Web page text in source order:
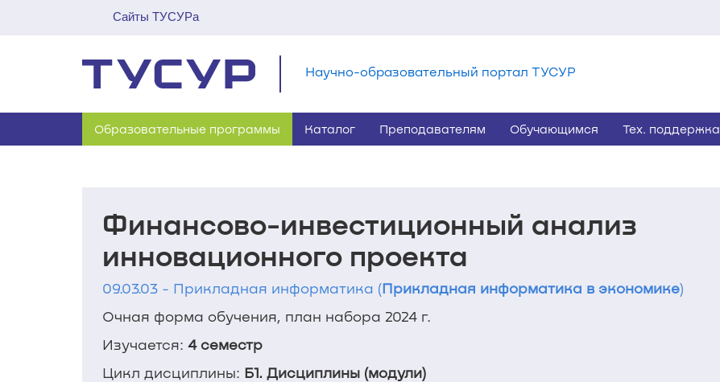
Сайты ТУСУРа
Научно-образовательный портал ТУСУР
Образовательные программы Каталог Преподавателям Обучающимся Тех. поддержка
Финансово-инвестиционный анализ
инновационного проекта
09.03.03 - Прикладная информатика (Прикладная информатика в экономике)
Очная форма обучения, план набора 2024 г.
Изучается: 4 семестр
Цикл дисциплины: Б1. Дисциплины (модули)